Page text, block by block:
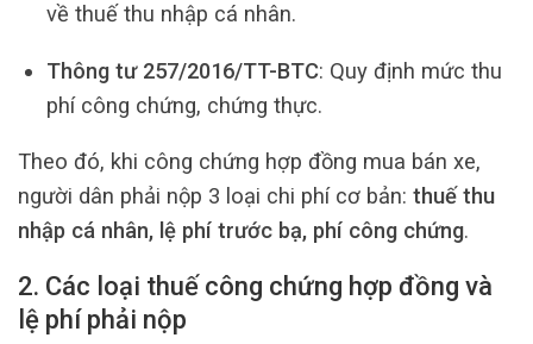
về thuế thu nhập cá nhân.
Thông tư 257/2016/TT-BTC: Quy định mức thu
phí công chứng, chứng thực.
Theo đó, khi công chứng hợp đồng mua bán xe,
người dân phải nộp 3 loại chi phí cơ bản: thuế thu
nhập cá nhân, lệ phí trước bạ, phí công chứng.
2. Các loại thuế công chứng hợp đồng và
lệ phí phải nộp